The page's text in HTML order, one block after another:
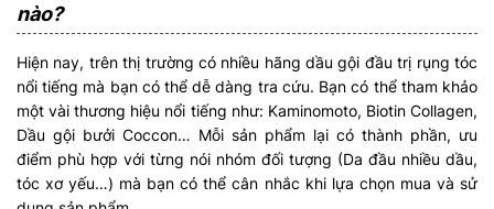
nào?
Hiện nay, trên thị trường có nhiều hãng dầu gội đầu trị rụng tóc
nổi tiếng mà bạn có thể dễ dàng tra cứu. Bạn có thể tham khảo
một vài thương hiệu nổi tiếng như: Kaminomoto, Biotin Collagen,
Dầu gội bưởi Coccon… Mỗi sản phẩm lại có thành phần, ưu
điểm phù hợp với từng nói nhóm đối tượng (Da đầu nhiều dầu,
tóc xơ yếu…) mà bạn có thể cân nhắc khi lựa chọn mua và sử